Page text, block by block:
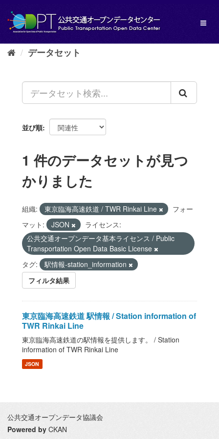
し
データセット
並び順
1 件のデータセットが見つ
かりました
組織: 東京臨海高速鉄道 / TWR Rinkai Line
フォー
マット:
JSON
ライセンス:
公共交通オープンデータ基本ライセンス / Public
Transportation Open Data Basic License
タグ:
駅情報-station_information
フィルタ結果
東京臨海高速鉄道 駅情報 / Station information of
TWR Rinkai Line
東京臨海高速鉄道の駅情報を提供します。 / Station
information of TWR Rinkai Line
JSON
公共交通オープンデータ協議会
Powered by CKAN